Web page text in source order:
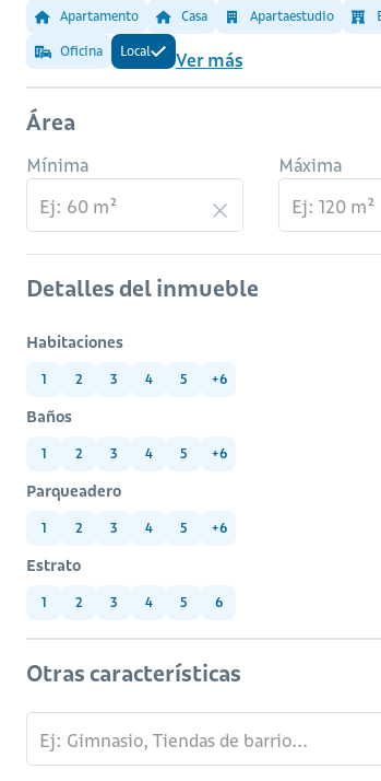
Apartamento Casa Apartaestudio
Oficina Local Ver más
Área
Mínima Máxima
Detalles del inmueble
Habitaciones
1 2 3 4 5 +6
Baños
1 2 3 4 5 +6
Parqueadero
1 2 3 4 5 +6
Estrato
1 2 3 4 5 6
Otras características